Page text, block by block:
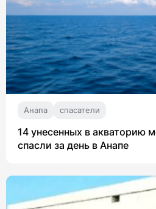
Анапа спасатели
14 унесенных в акваторию
спасли за день в Анапе